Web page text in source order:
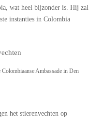
wat heel bijzonder is. Hij zal
instanties in Colombia
Ambassade in Den
het stierenvechten op